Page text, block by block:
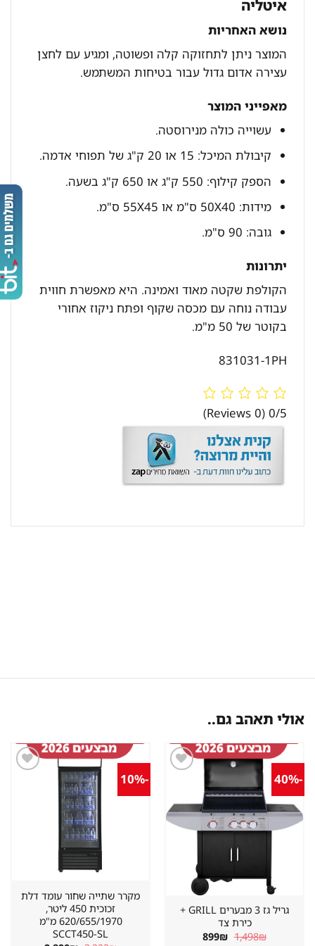
איטליה
נושא האחריות
המוצר ניתן לתחזוקה קלה ופשוטה, ומגיע עם לחצן
עצירה אדום גדול עבור בטיחות המשתמש.
מאפייני המוצר
עשוייה כולה מנירוסטה.
קיבולת המיכל: 15 או 20 ק"ג של תפוחי אדמה.
הספק קילוף: 550 ק"ג או 650 ק"ג בשעה.
מידות: 50X40 ס"מ או 55X45 ס"מ.
גובה: 90 ס"מ.
יתרונות
הקולפת שקטה מאוד ואמינה. היא מאפשרת חווית
עבודה נוחה עם מכסה שקוף ופתח ניקוז אחורי
בקוטר של 50 מ"מ.
831031-1PH
0/5
(0 Reviews)
אולי תאהב גם..
במועדפים
גריל גז 3 מבערים GRILL +
כירת צד
1,498₪ המחיר
899₪ המחיר
מקרר שתייה שחור עומד דלת
זכוכית 450 ליטר,
620/655/1970 מ"מ
SCCT450-SL